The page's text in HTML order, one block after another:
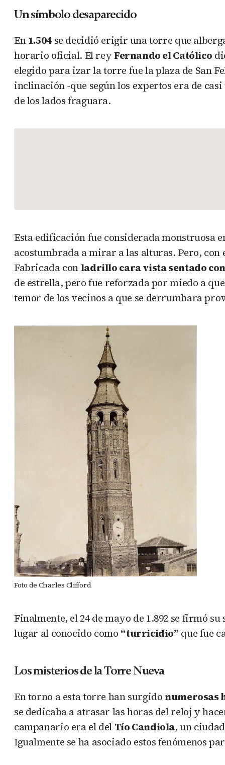
Un símbolo desaparecido
En1.504se decidió erigir una torre que
horario oficial. El reyFernando el Católico
elegido para izar la torre fue la plaza de San
inclinación -que según los expertos era de
de los lados fraguara.
Esta edificación fue considerada monstruosa
acostumbrada a mirar a las alturas. Pero,
Fabricada conladrillo cara vista sentado
de estrella, pero fue reforzada por miedo a
temor de los vecinos a que se derrumbara
Foto de Charles Clifford
Finalmente, el 24 de mayo de 1.892 se firmó
lugar al conocido como “turricidio” que fue
Los misterios de la Torre Nueva
En torno a esta torre han surgido numerosas
se dedicaba a atrasar las horas del reloj y
campanario era el del Tío Candiola, un
Igualmente se ha asociado estos fenómenos